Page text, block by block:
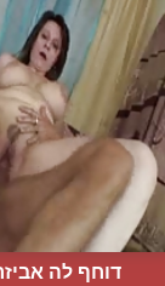
דוחף לה